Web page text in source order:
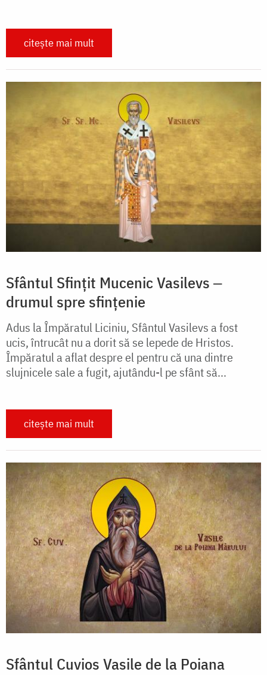
citește mai mult
Sfântul Sfințit Mucenic Vasilevs ‒
drumul spre sfințenie
Adus la Împăratul Liciniu, Sfântul Vasilevs a fost
ucis, întrucât nu a dorit să se lepede de Hristos.
Împăratul a aflat despre el pentru că una dintre
slujnicele sale a fugit, ajutându-l pe sfânt să...
citește mai mult
Sfântul Cuvios Vasile de la Poiana